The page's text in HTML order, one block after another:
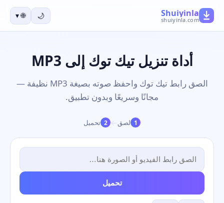
Shuiyinla
shuiyinla.com
🌙
🌐
▾
أداة تنزيل تيك توك إلى MP3
الصق رابط تيك توك واحفظ صوته بصيغة MP3 نظيفة —
مجانًا وسريعًا وبدون تطبيق.
1 لصق →
2 تحميل
تحميل